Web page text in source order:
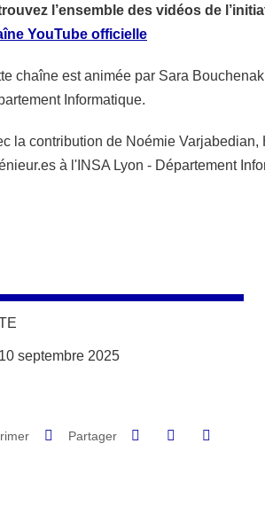
l’ensemble des vidéos de
YouTube officielle
chaîne est animée par Sara
Informatique.
la contribution de Noémie
à l'INSA Lyon - Département
septembre 2025
Partager Partager sur Facebook
Partager sur